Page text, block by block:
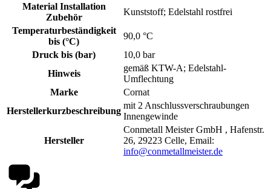
Material Installation
Zubehör
Kunststoff; Edelstahl rostfrei
Temperaturbeständigkeit
bis (°C)
90,0 °C
Druck bis (bar)
10,0 bar
Hinweis
gemäß KTW-A; Edelstahl-
Umflechtung
Marke
Cornat
Herstellerkurzbeschreibung
mit 2 Anschlussverschraubungen
Innengewinde
Hersteller
Conmetall Meister GmbH , Hafenstr.
26, 29223 Celle, Email:
info@conmetallmeister.de